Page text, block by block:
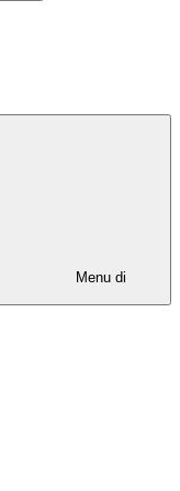
Menu di